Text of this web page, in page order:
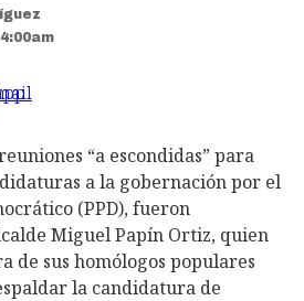
“a escondidas” para
a la gobernación por el
(PPD), fueron
Miguel Papín Ortiz, quien
de sus homólogos populares
la candidatura de